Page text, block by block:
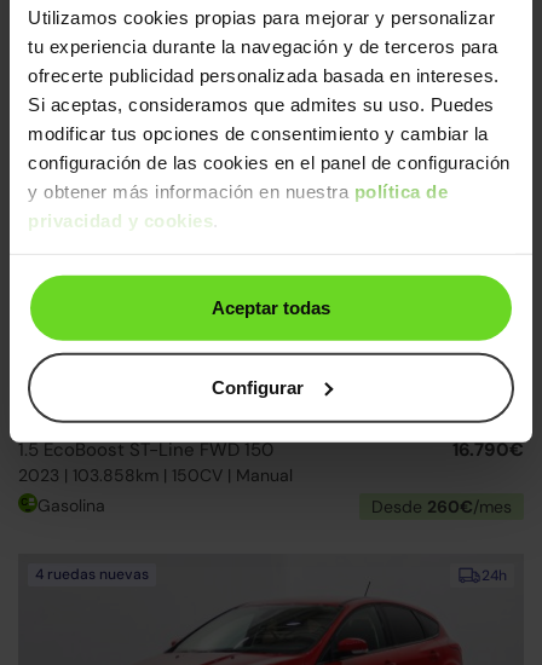
Utilizamos cookies propias para mejorar y personalizar
tu experiencia durante la navegación y de terceros para
ofrecerte publicidad personalizada basada en intereses.
Si aceptas, consideramos que admites su uso. Puedes
modificar tus opciones de consentimiento y cambiar la
configuración de las cookies en el panel de configuración
y obtener más información en nuestra política de
privacidad y cookies
Aceptar todas
Configurar
Ford Focus
1.0 Ecoboost MHEV ST-Line 125
2023 | 60.425km | 125CV | Manual
19.990€
15.890€
Gasolina Desde 246€/mes
4 ruedas nuevas
Ford Kuga
1.5 EcoBoost ST-Line FWD 150
2023 | 103.858km | 150CV | Manual
20.490€
16.790€
Gasolina Desde 260€/mes
24h
4 ruedas nuevas